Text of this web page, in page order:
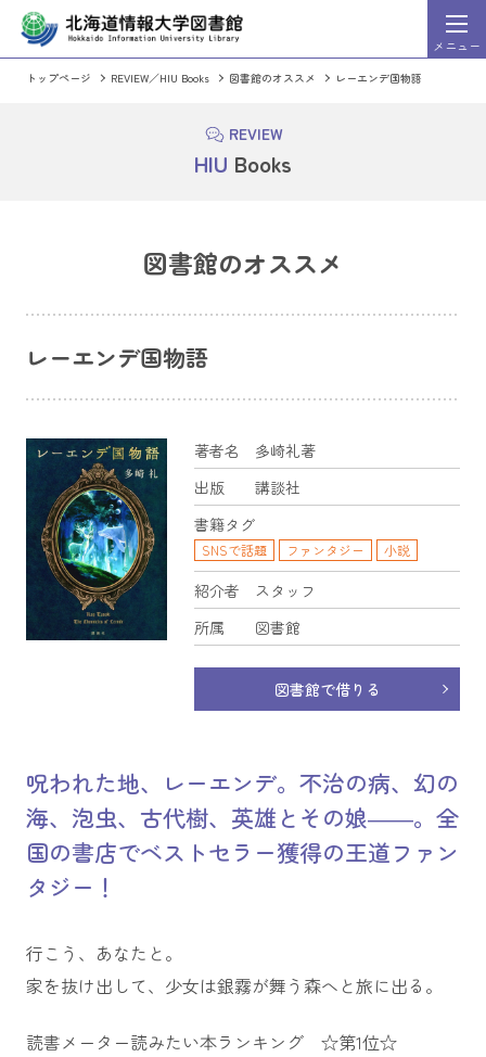
メニュー
トップページ REVIEW／HIU Books 図書館のオススメ レーエンデ国物語
REVIEW
HIU Books
図書館のオススメ
レーエンデ国物語
著者名
多崎礼著
出版
講談社
書籍タグ
SNSで話題 ファンタジー 小説
紹介者
スタッフ
所属
図書館
図書館で借りる
呪われた地、レーエンデ。不治の病、幻の
海、泡虫、古代樹、英雄とその娘――。全
国の書店でベストセラー獲得の王道ファン
タジー！
行こう、あなたと。
家を抜け出して、少女は銀霧が舞う森へと旅に出る。
読書メーター読みたい本ランキング ☆第1位☆
検索
刊東洋経済」「一橋ビジネスレビュー」など、東洋経
情報処理学会発行の出版物のうち会誌